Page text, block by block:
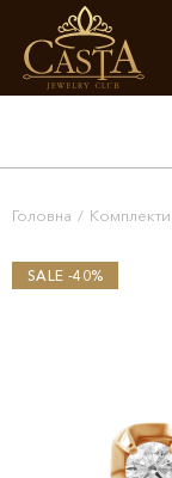
Головна / Комплекти
SALE -40%